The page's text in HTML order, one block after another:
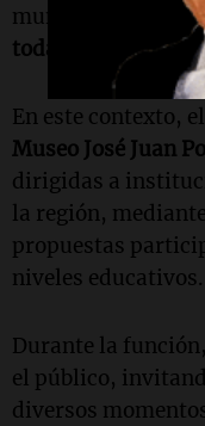
municipales
toda la
En este contexto,
Museo José Juan
dirigidas a
la región,
propuestas
niveles educativos.
Durante la
el público,
diversos